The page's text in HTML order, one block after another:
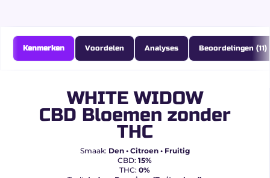
Kenmerken Voordelen Analyses Beoordelingen (11)
WHITE WIDOW
CBD Bloemen zonder
THC
Smaak: Den • Citroen • Fruitig
CBD: 15%
THC: 0%